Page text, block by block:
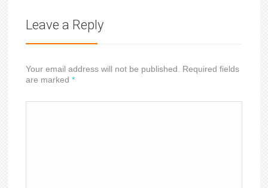
Leave a Reply
Your email address will not be published. Required fields
are marked*